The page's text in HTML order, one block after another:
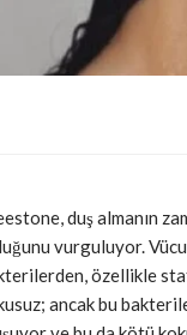
duş almanın
vurguluyor.
özellikle
ancak bu